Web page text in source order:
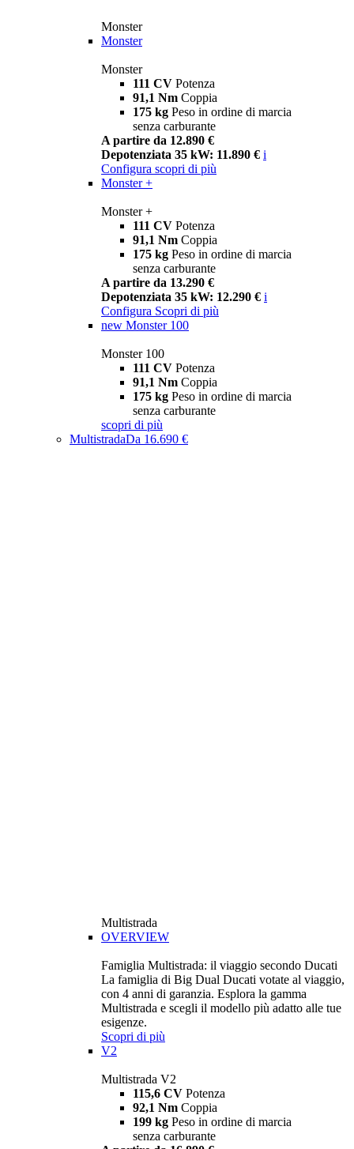
Monster
Monster
Monster
111 CV Potenza
91,1 Nm Coppia
175 kg Peso in ordine di marcia
senza carburante
A partire da 12.890 €
Depotenziata 35 kW: 11.890 € i
Configura scopri di più
Monster +
Monster +
111 CV Potenza
91,1 Nm Coppia
175 kg Peso in ordine di marcia
senza carburante
A partire da 13.290 €
Depotenziata 35 kW: 12.290 € i
Configura Scopri di più
new Monster 100
Monster 100
111 CV Potenza
91,1 Nm Coppia
175 kg Peso in ordine di marcia
senza carburante
scopri di più
MultistradaDa 16.690 €
Multistrada
OVERVIEW
Famiglia Multistrada: il viaggio secondo Ducati
La famiglia di Big Dual Ducati votate al viaggio,
con 4 anni di garanzia. Esplora la gamma
Multistrada e scegli il modello più adatto alle tue
esigenze.
Scopri di più
V2
Multistrada V2
115,6 CV Potenza
92,1 Nm Coppia
199 kg Peso in ordine di marcia
senza carburante